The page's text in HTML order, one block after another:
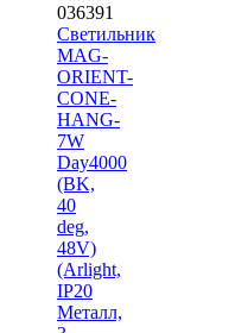
036391
Светильник
MAG-
ORIENT-
CONE-
HANG-
7W
Day4000
(BK,
40
deg,
48V)
(Arlight,
IP20
Металл,